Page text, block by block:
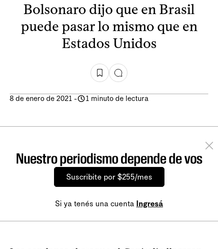
Bolsonaro dijo que en Brasil
puede pasar lo mismo que en
Estados Unidos
8 de enero de 2021 - 1 minuto de lectura
Nuestro periodismo depende de vos
Suscribite por $255/mes
Si ya tenés una cuenta Ingresá